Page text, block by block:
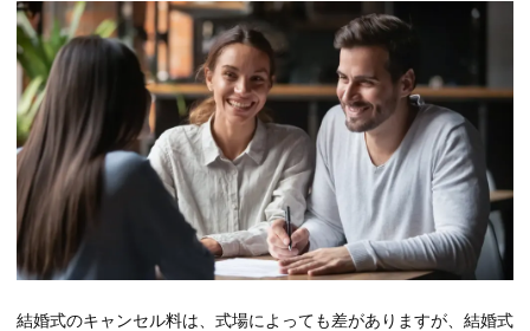
結婚式のキャンセル料は、式場によっても差がありますが、結婚式